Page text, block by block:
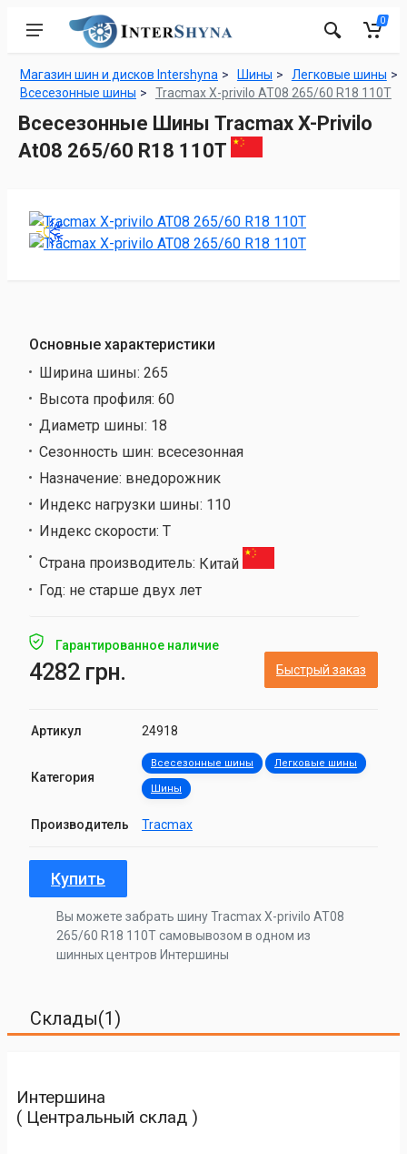
0
Магазин шин и дисков Intershyna Шины
Легковые шины
Всесезонные шины
Tracmax X-privilo AT08 265/60 R18 110T
Всесезонные Шины Tracmax X-Privilo
At08 265/60 R18 110T
Основные характеристики
Ширина шины: 265
Высота профиля: 60
Диаметр шины: 18
Сезонность шин: всесезонная
Назначение: внедорожник
Индекс нагрузки шины: 110
Индекс скорости: T
Страна производитель: Китай
Год: не старше двух лет
Гарантированное наличие
4282 грн. Быстрый заказ
Артикул 24918
Категория
Всесезонные шины Легковые шины
Шины
Производитель Tracmax
Купить
Вы можете забрать шину Tracmax X-privilo AT08
265/60 R18 110T самовывозом в одном из
шинных центров Интершины
Склады(1)
Интершина
( Центральный склад )